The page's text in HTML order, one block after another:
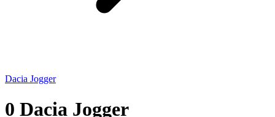
Dacia Jogger
0 Dacia Jogger